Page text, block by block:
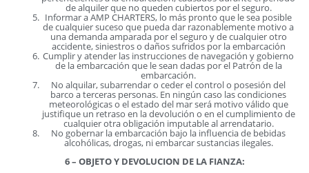
de alquiler que no queden cubiertos por el seguro.
Informar a AMP CHARTERS, lo más pronto que le sea posible
de cualquier suceso que pueda dar razonablemente motivo a
una demanda amparada por el seguro y de cualquier otro
accidente, siniestros o daños sufridos por la embarcación
Cumplir y atender las instrucciones de navegación y gobierno
de la embarcación que le sean dadas por el Patrón de la
embarcación.
No alquilar, subarrendar o ceder el control o posesión del
barco a terceras personas. En ningún caso las condiciones
meteorológicas o el estado del mar será motivo válido que
justifique un retraso en la devolución o en el cumplimiento de
cualquier otra obligación imputable al arrendatario.
No gobernar la embarcación bajo la influencia de bebidas
alcohólicas, drogas, ni embarcar sustancias ilegales.
6 – OBJETO Y DEVOLUCION DE LA FIANZA: